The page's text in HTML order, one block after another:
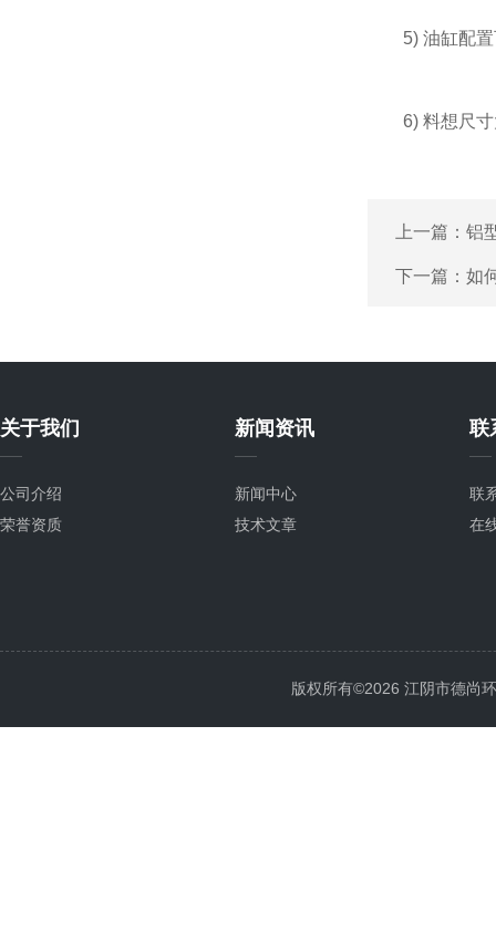
5) 油缸配置可
6) 料想尺寸大
上一篇： 铝
下一篇： 如
关于我们
公司介绍
荣誉资质
新闻资讯
新闻中心
技术文章
联
联
在
版权所有©2026 江阴市德尚